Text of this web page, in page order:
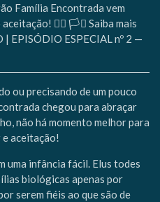
Família Encontrada vem
🏳‍🌈 🏳️‍⚧ Saiba mais
EPISÓDIO ESPECIAL nº 2 —
ou precisando de um pouco
chegou para abraçar
não há momento melhor para
aceitação!
uma infância fácil. Elus todes
biológicas apenas por
serem fiéis ao que são de